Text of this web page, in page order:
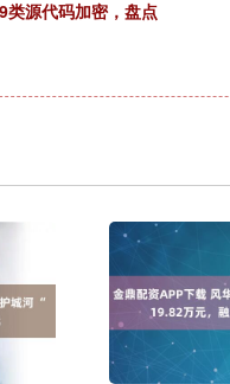
类源代码加密，盘点